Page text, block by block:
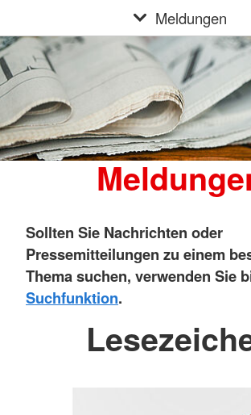
Meldungen
Sollten Sie Nachrichten oder
Pressemitteilungen zu einem
Thema suchen, verwenden Sie
Suchfunktion.